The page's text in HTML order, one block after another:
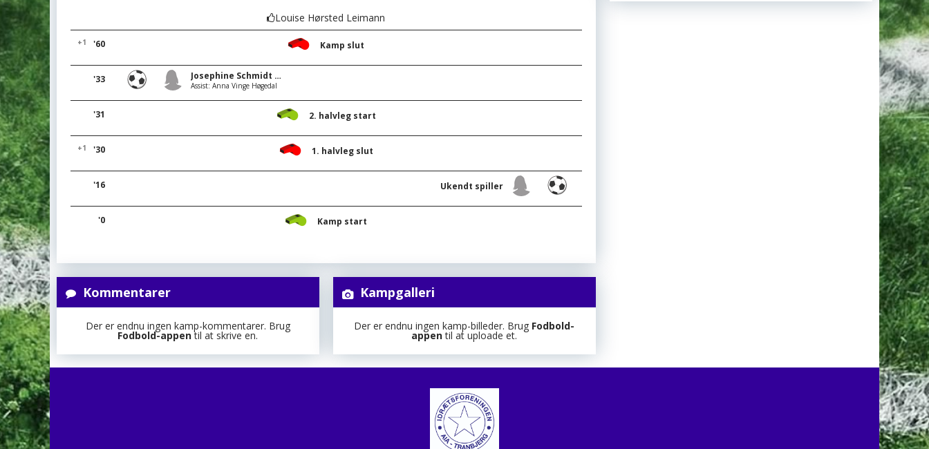
Louise Hørsted Leimann
'60
+1 Kamp slut
'33 Josephine Schmidt Mortensen
Assist: Anna Vinge Høgedal
'31 2. halvleg start
'30
+1 1. halvleg slut
'16 Ukendt spiller
'0 Kamp start
Kommentarer
Der er endnu ingen kamp-kommentarer. Brug
Fodbold-appentil at skrive en.
Kampgalleri
Der er endnu ingen kamp-billeder. Brug Fodbold-
appentil at uploade et.